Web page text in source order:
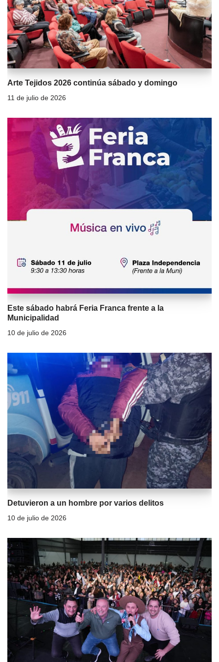
Arte Tejidos 2026 continúa sábado y domingo
11 de julio de 2026
Este sábado habrá Feria Franca frente a la
Municipalidad
10 de julio de 2026
Detuvieron a un hombre por varios delitos
10 de julio de 2026